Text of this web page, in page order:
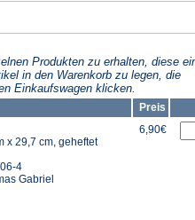
Produkten zu erhalten, diese
in den Warenkorb zu legen, die
Einkaufswagen klicken.
Preis
x 29,7 cm, geheftet
4
Gabriel
6,90€